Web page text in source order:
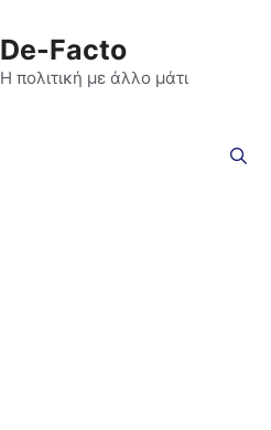
De-Facto
Η πολιτική με άλλο μάτι